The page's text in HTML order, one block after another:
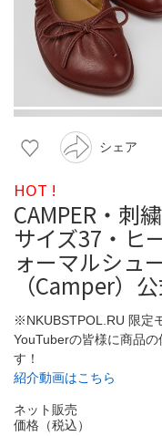
シェア
HOT !
CAMPER・刺
サイズ37・ヒ
ォーマルシュ
（Camper）
※NKUBSTPOL.RU 限定
YouTuberの皆様に商品
す！
紹介動画はこちら
ネット販売
価格（税込）